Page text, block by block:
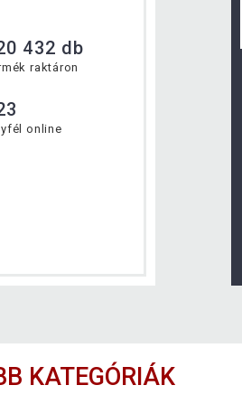
432 db
raktáron
online
KATEGÓRIÁK